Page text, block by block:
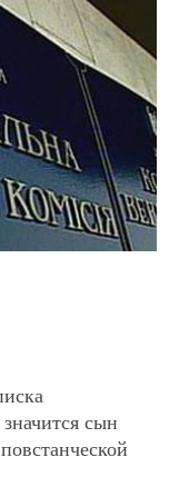
сын